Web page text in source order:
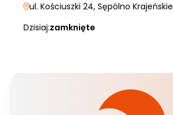
ul. Kościuszki 24, Sępólno Krajeńskie
Dzisiaj:zamknięte